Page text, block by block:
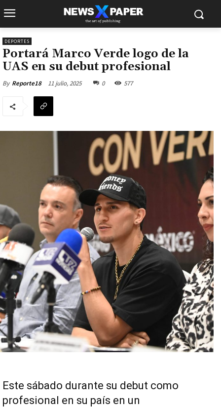
DEPORTES
Portará Marco Verde logo de la
UAS en su debut profesional
By Reporte18 11 julio, 2025 0 577
Este sábado durante su debut como
profesional en su país en un